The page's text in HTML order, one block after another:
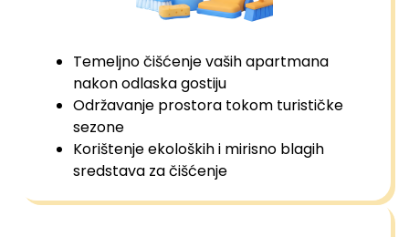
Temeljno čišćenje vaših apartmana
nakon odlaska gostiju
Održavanje prostora tokom turističke
sezone
Korištenje ekoloških i mirisno blagih
sredstava za čišćenje